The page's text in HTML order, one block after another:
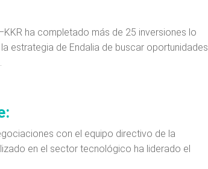
ha completado más de 25 inversiones lo
estrategia de Endalia de buscar oportunidades
con el equipo directivo de la
en el sector tecnológico ha liderado el